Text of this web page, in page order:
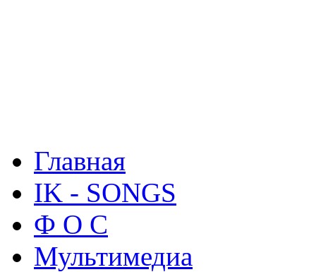
Главная
IK - SONGS
Ф О С
Мультимедиа